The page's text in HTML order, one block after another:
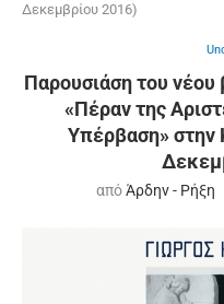
Δεκεμβρίου 2016)
Παρουσιάση του νέου
«Πέραν της
Υπέρβαση» στην
απόΆρδην - Ρήξη